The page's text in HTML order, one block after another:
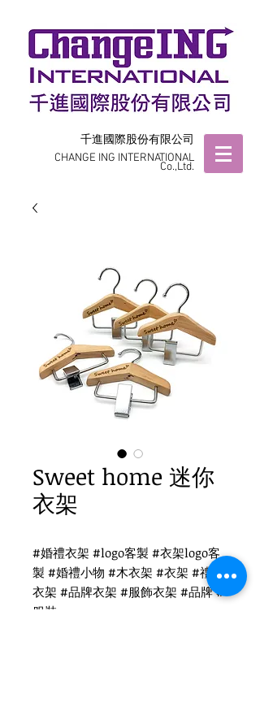
千進國際股份有限公司
CHANGE ING INTERNATIONAL
Co.,Ltd.
Sweet home 迷你
衣架
#婚禮衣架 #logo客製 #衣架logo客
製 #婚禮小物 #木衣架 #衣架 #禮品
衣架 #品牌衣架 #服飾衣架 #品牌 #
服裝